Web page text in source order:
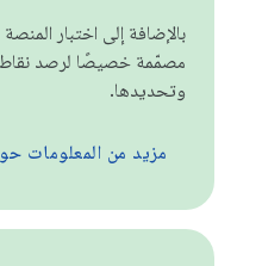
بالإضافة إلى اختبار
مصمّمة خصيصًا لرصد نقاط
وتحديدها.
مزيد من المعلومات